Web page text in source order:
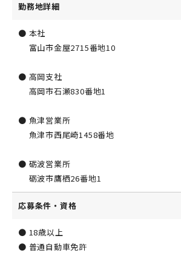
勤務地詳細
● 本社
富山市金屋2715番地10
● 高岡支社
高岡市石瀬830番地1
● 魚津営業所
魚津市西尾崎1458番地
● 砺波営業所
砺波市鷹栖26番地1
応募条件・資格
● 18歳以上
● 普通自動車免許